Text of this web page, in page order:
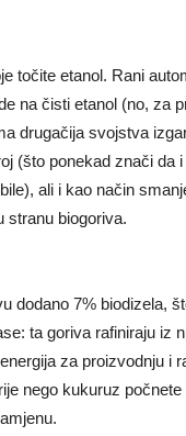
točite etanol. Rani
na čisti etanol (no, za
drugačija svojstva
(što ponekad znači da
ali i kao način
stranu biogoriva.
dodano 7% biodizela,
ta goriva rafiniraju iz
za proizvodnju i
nego kukuruz